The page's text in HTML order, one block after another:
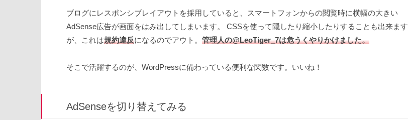
ブログにレスポンシブレイアウトを採用していると、スマートフォンからの閲覧時に横幅の大きい
AdSense広告が画面をはみ出してしまいます。 CSSを使って隠したり縮小したりすることも出来ます
が、これは規約違反になるのでアウト。 管理人の@LeoTiger_7は危うくやりかけました。
そこで活躍するのが、WordPressに備わっている便利な関数です。いいね！
AdSenseを切り替えてみる